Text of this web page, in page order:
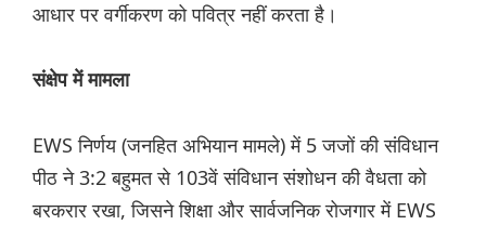
आधार पर वर्गीकरण को पवित्र नहीं करता है।
संक्षेप में मामला
EWS निर्णय (जनहित अभियान मामले) में 5 जजों की संविधान
पीठ ने 3:2 बहुमत से 103वें संविधान संशोधन की वैधता को
बरकरार रखा, जिसने शिक्षा और सार्वजनिक रोजगार में EWS